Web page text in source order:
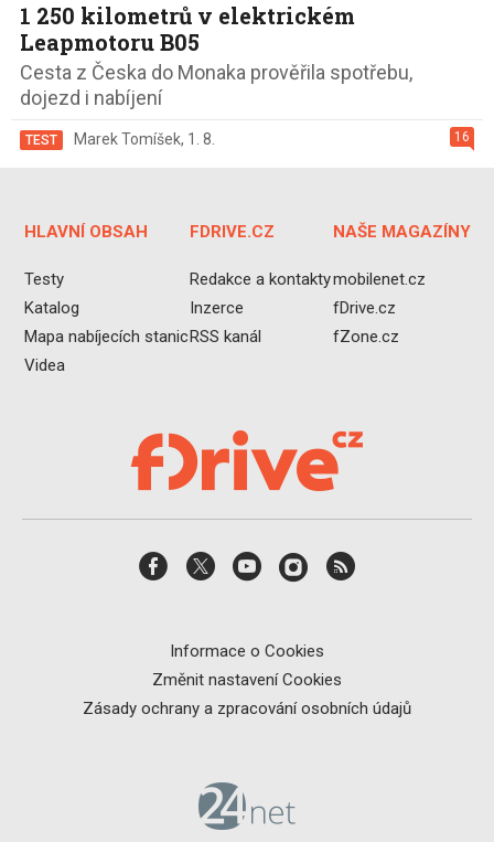
1 250 kilometrů v elektrickém
Leapmotoru B05
Cesta z Česka do Monaka prověřila spotřebu,
dojezd i nabíjení
16
TEST Marek Tomíšek, 1. 8.
HLAVNÍ OBSAH
Testy
Katalog
Mapa nabíjecích stanic
Videa
FDRIVE.CZ
Redakce a kontakty
Inzerce
RSS kanál
NAŠE MAGAZÍNY
mobilenet.cz
fDrive.cz
fZone.cz
Informace o Cookies
Změnit nastavení Cookies
Zásady ochrany a zpracování osobních údajů